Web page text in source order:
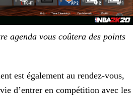
agenda vous coûtera des points
est également au rendez-vous,
d’entrer en compétition avec les